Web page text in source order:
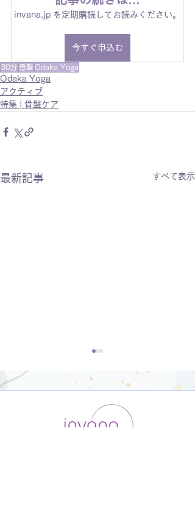
invana.jp を定期購読してお読みください。
今すぐ申込む
30分 骨盤 Odaka Yoga
Odaka Yoga
アクティブ
特集 | 骨盤ケア
最新記事 すべて表示